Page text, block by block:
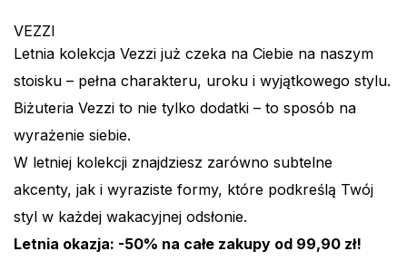
VEZZI
Letnia kolekcja Vezzi już czeka na Ciebie na naszym
stoisku – pełna charakteru, uroku i wyjątkowego stylu.
Biżuteria Vezzi to nie tylko dodatki – to sposób na
wyrażenie siebie.
W letniej kolekcji znajdziesz zarówno subtelne
akcenty, jak i wyraziste formy, które podkreślą Twój
styl w każdej wakacyjnej odsłonie.
Letnia okazja: -50% na całe zakupy od 99,90 zł!